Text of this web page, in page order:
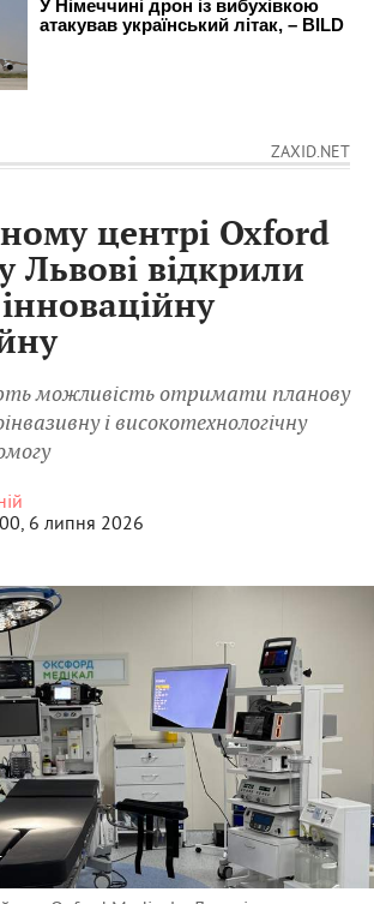
ZAXID.NET
центрі Oxford
Львові відкрили
можливість отримати планову
і високотехнологічну
6 липня 2026